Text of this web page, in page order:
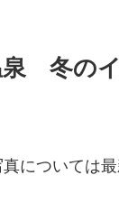
泉 冬の
については